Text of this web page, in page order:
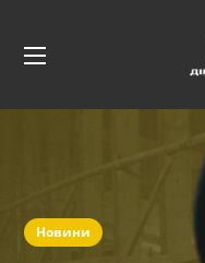
Новини